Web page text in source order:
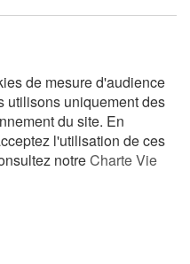
de mesure d'audience
utilisons uniquement des
du site. En
l'utilisation de ces
notreCharte Vie